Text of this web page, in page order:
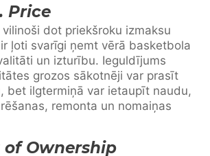
Price
dot priekšroku izmaksu
ļoti svarīgi ņemt vērā basketbola
un izturību. Ieguldījums
grozos sākotnēji var prasīt
bet ilgtermiņā var ietaupīt naudu,
remonta un nomaiņas
of Ownership